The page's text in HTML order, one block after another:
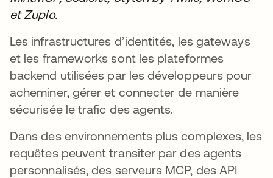
et Zuplo.
Les infrastructures d’identités, les gateways
et les frameworks sont les plateformes
backend utilisées par les développeurs pour
acheminer, gérer et connecter de manière
sécurisée le trafic des agents.
Dans des environnements plus complexes, les
requêtes peuvent transiter par des agents
personnalisés, des serveurs MCP, des API